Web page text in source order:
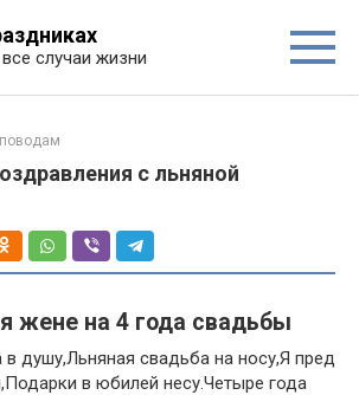
случаи жизни
с льняной
жене на 4 года свадьбы
душу,Льняная свадьба на носу,Я пред
в юбилей несу.Четыре года